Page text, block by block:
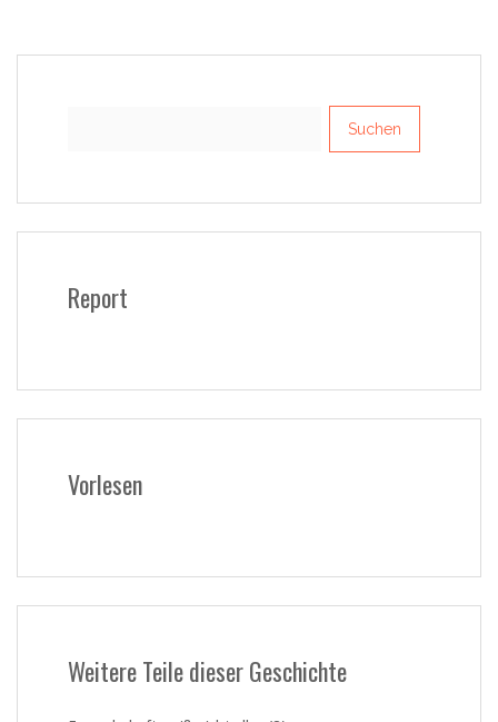
Report
Vorlesen
Weitere Teile dieser Geschichte